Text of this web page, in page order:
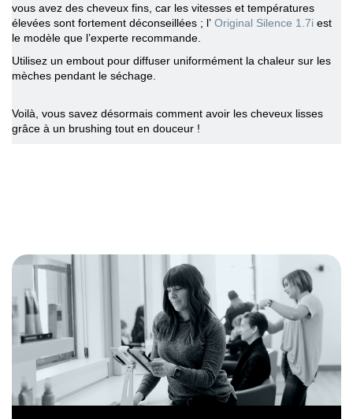
vous avez des cheveux fins, car les vitesses et températures
élevées sont fortement déconseillées ; l’ Original Silence 1.7i est
le modèle que l’experte recommande.
Utilisez un embout pour diffuser uniformément la chaleur sur les
mèches pendant le séchage.
Voilà, vous savez désormais comment avoir les cheveux lisses
grâce à un brushing tout en douceur !